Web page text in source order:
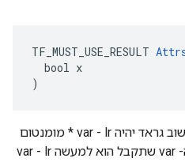
TF_MUST_USE_RESULT
  bool x
)
, הטנזור שיעבור לחישוב גראד יהיה var - lr * מומנטום
* accum, כך שבסופו של דבר, ה- var שתקבל הוא למעשה var - lr